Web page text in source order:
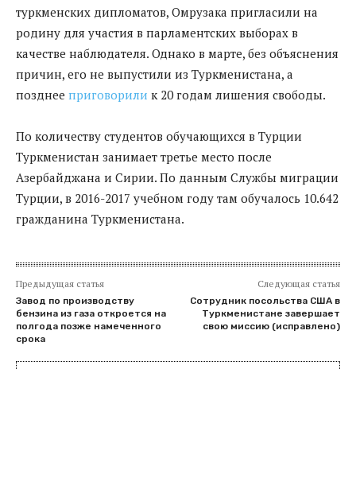
туркменских дипломатов, Омрузака пригласили на
родину для участия в парламентских выборах в
качестве наблюдателя. Однако в марте, без объяснения
причин, его не выпустили из Туркменистана, а
позднее приговорили к 20 годам лишения свободы.
По количеству студентов обучающихся в Турции
Туркменистан занимает третье место после
Азербайджана и Сирии. По данным Службы миграции
Турции, в 2016-2017 учебном году там обучалось 10.642
гражданина Туркменистана.
Предыдущая статья
Завод по производству
бензина из газа откроется на
полгода позже намеченного
срока
Следующая статья
Сотрудник посольства США в
Туркменистане завершает
свою миссию (исправлено)